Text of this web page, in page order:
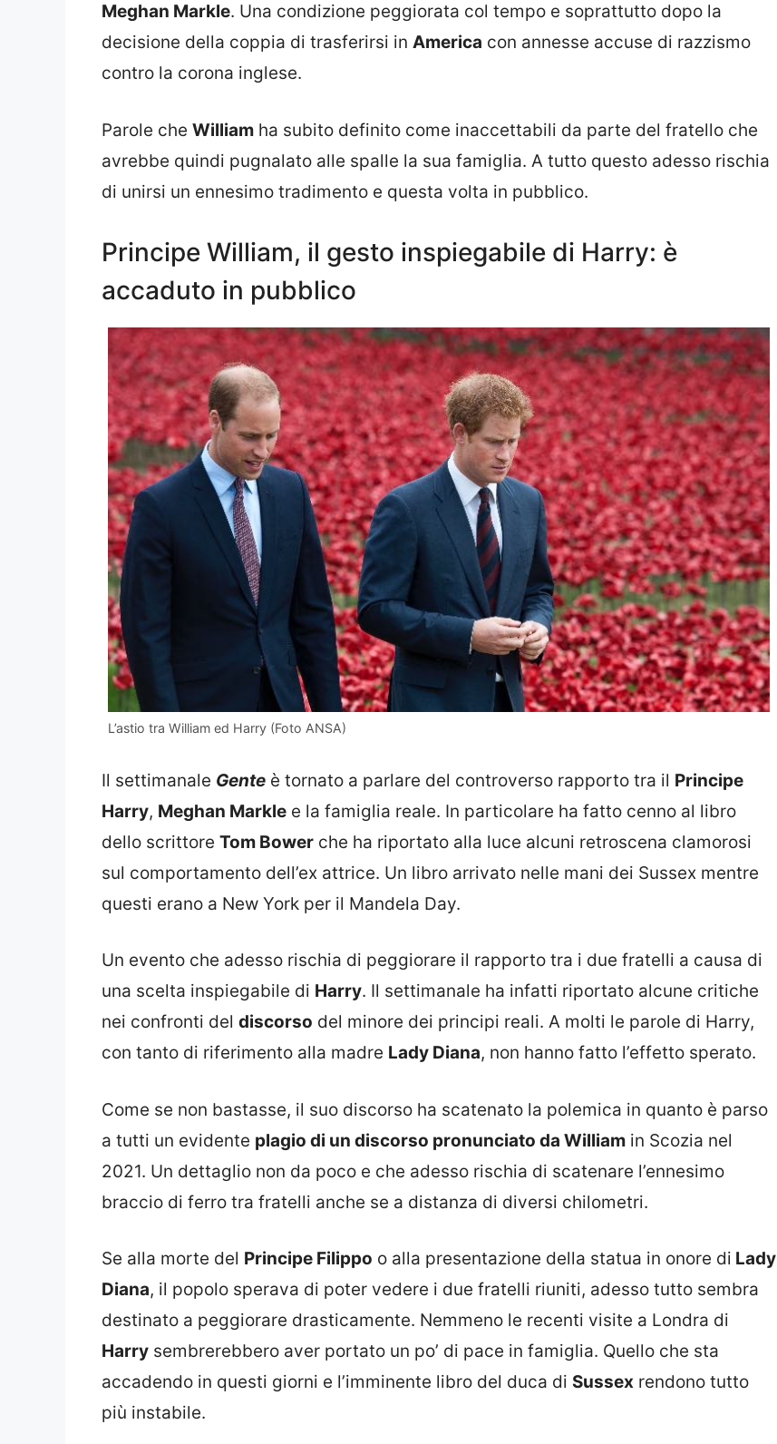
Meghan Markle. Una condizione peggiorata col tempo e soprattutto dopo la
decisione della coppia di trasferirsi in America con annesse accuse di razzismo
contro la corona inglese.
Parole che William ha subito definito come inaccettabili da parte del fratello che
avrebbe quindi pugnalato alle spalle la sua famiglia. A tutto questo adesso rischia
di unirsi un ennesimo tradimento e questa volta in pubblico.
Principe William, il gesto inspiegabile di Harry: è
accaduto in pubblico
L’astio tra William ed Harry (Foto ANSA)
Il settimanale Gente è tornato a parlare del controverso rapporto tra il Principe
Harry, Meghan Markle e la famiglia reale. In particolare ha fatto cenno al libro
dello scrittore Tom Bower che ha riportato alla luce alcuni retroscena clamorosi
sul comportamento dell’ex attrice. Un libro arrivato nelle mani dei Sussex mentre
questi erano a New York per il Mandela Day.
Un evento che adesso rischia di peggiorare il rapporto tra i due fratelli a causa di
una scelta inspiegabile di Harry. Il settimanale ha infatti riportato alcune critiche
nei confronti del discorso del minore dei principi reali. A molti le parole di Harry,
con tanto di riferimento alla madre Lady Diana, non hanno fatto l’effetto sperato.
Come se non bastasse, il suo discorso ha scatenato la polemica in quanto è parso
a tutti un evidente plagio di un discorso pronunciato da William in Scozia nel
2021. Un dettaglio non da poco e che adesso rischia di scatenare l’ennesimo
braccio di ferro tra fratelli anche se a distanza di diversi chilometri.
Se alla morte del Principe Filippo o alla presentazione della statua in onore di Lady
Diana, il popolo sperava di poter vedere i due fratelli riuniti, adesso tutto sembra
destinato a peggiorare drasticamente. Nemmeno le recenti visite a Londra di
Harry sembrerebbero aver portato un po’ di pace in famiglia. Quello che sta
accadendo in questi giorni e l’imminente libro del duca di Sussex rendono tutto
più instabile.